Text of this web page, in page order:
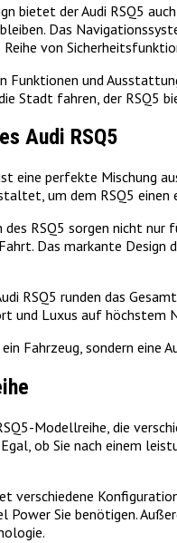
bietet der Audi RSQ5
Das
von
Funktionen und
Stadt fahren, der
Audi RSQ5
eine perfekte Mischung
um dem RSQ5 einen
des RSQ5 sorgen nicht
Das markante
RSQ5 runden das
und Luxus auf höchstem
Fahrzeug, sondern
Modellreihe, die
ob Sie nach einem
verschiedene
Power Sie benötigen.